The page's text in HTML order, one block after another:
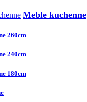
Meble kuchenne
260cm
240cm
180cm